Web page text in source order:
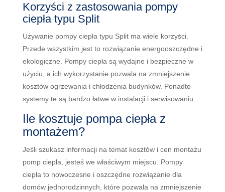
Korzyści z zastosowaniapompy
ciepłatypu Split
Używanie pompyciepłatypu Splitmawiele korzyści.
Przede wszystkim jesttorozwiązanie energooszczędne i
ekologiczne. Pompyciepłasąwydajne ibezpieczne w
użyciu, a ich wykorzystanie pozwalanazmniejszenie
kosztówogrzewaniaichłodzeniabudynków. Ponadto
systemyte sąbardzołatwe winstalacjiiserwisowaniu.
Ile kosztuje pompa ciepła z
montażem?
Jeśliszukaszinformacjinatematkosztówicen montażu
pompciepła, jesteśwe właściwym miejscu. Pompy
ciepłatonowoczesne ioszczędne rozwiązanie dla
domówjednorodzinnych, które pozwalanazmniejszenie